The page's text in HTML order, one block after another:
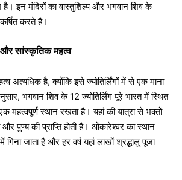
इन मंदिरों का वास्तुशिल्प और भगवान शिव के
करते हैं।
और सांस्कृतिक महत्व
अत्यधिक है, क्योंकि इसे ज्योतिर्लिंगों में से एक माना
भगवान शिव के 12 ज्योतिर्लिंग पूरे भारत में स्थित
महत्वपूर्ण स्थान रखता है। यहां की यात्रा से भक्तों
पुण्य की प्राप्ति होती है। ओंकारेश्वर का स्थान
जाता है और हर वर्ष यहां लाखों श्रद्धालु पूजा